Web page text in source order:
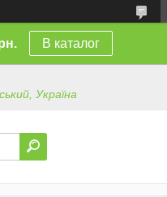
В каталог
Україна